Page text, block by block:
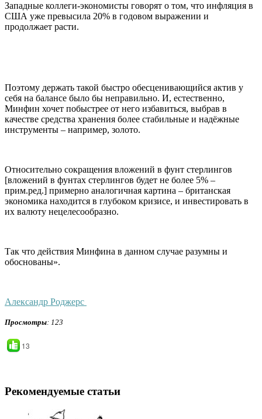
Западные коллеги-экономисты говорят о том, что инфляция в
США уже превысила 20% в годовом выражении и
продолжает расти.
Поэтому держать такой быстро обесценивающийся актив у
себя на балансе было бы неправильно. И, естественно,
Минфин хочет побыстрее от него избавиться, выбрав в
качестве средства хранения более стабильные и надёжные
инструменты – например, золото.
Относительно сокращения вложений в фунт стерлингов
[вложений в фунтах стерлингов будет не более 5% –
прим.ред.] примерно аналогичная картина – британская
экономика находится в глубоком кризисе, и инвестировать в
их валюту нецелесообразно.
Так что действия Минфина в данном случае разумны и
обоснованы».
Александр Роджерс
Просмотры: 123
13
Рекомендуемые статьи